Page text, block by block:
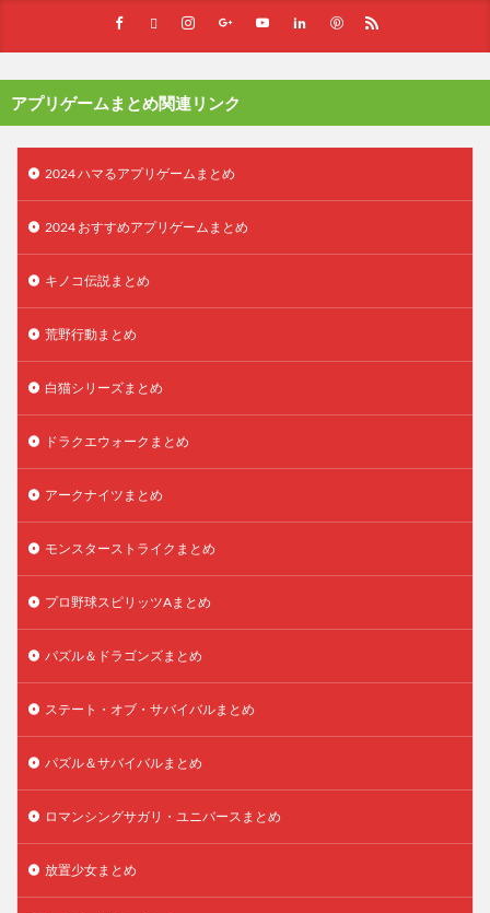
アプリゲームまとめ関連リンク
2024 ハマるアプリゲームまとめ
2024 おすすめアプリゲームまとめ
キノコ伝説まとめ
荒野行動まとめ
白猫シリーズまとめ
ドラクエウォークまとめ
アークナイツまとめ
モンスターストライクまとめ
プロ野球スピリッツAまとめ
パズル＆ドラゴンズまとめ
ステート・オブ・サバイバルまとめ
パズル＆サバイバルまとめ
ロマンシングサガリ・ユニバースまとめ
放置少女まとめ